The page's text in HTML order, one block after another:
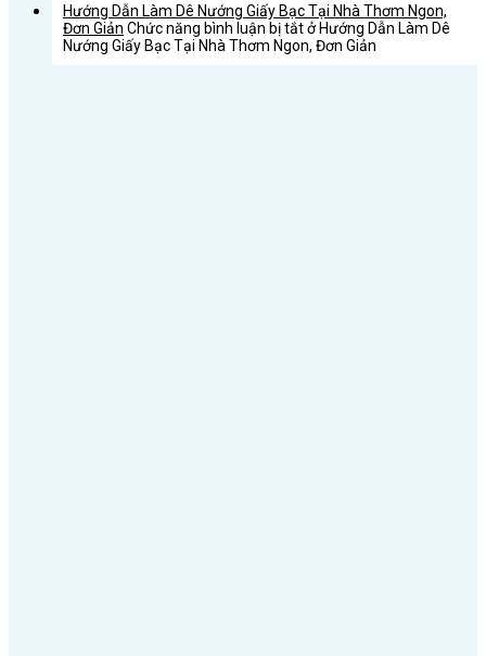
Hướng Dẫn Làm Dê Nướng Giấy Bạc Tại Nhà Thơm Ngon,
Đơn Giản Chức năng bình luận bị tắtở Hướng Dẫn Làm Dê
Nướng Giấy Bạc Tại Nhà Thơm Ngon, Đơn Giản